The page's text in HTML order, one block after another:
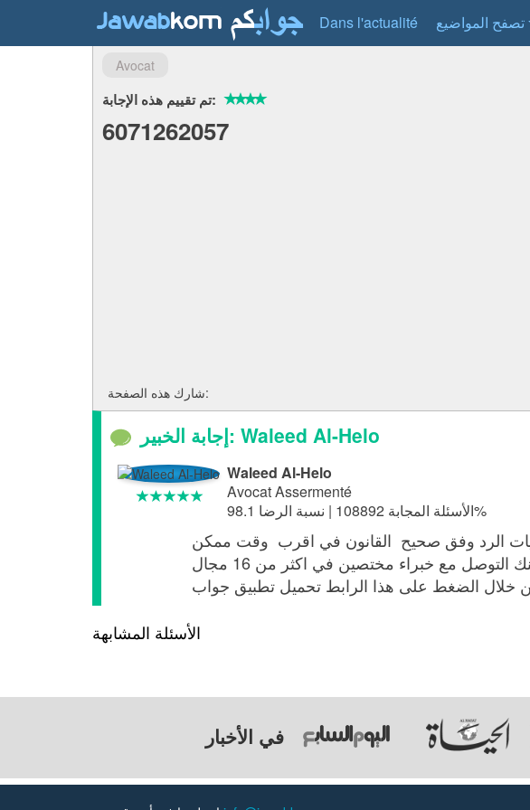
Dans l'actualité تصفح المواضيع
Avocat
تم تقييم هذه الإجابة:
6071262057
شارك هذه الصفحة:
إجابة الخبير: Waleed Al-Helo
Waleed Al-Helo
Avocat Assermenté
الأسئلة المجابة 108892 | نسبة الرضا 98.1%
يمكنك تحميل تطبيق جواب لمتابعه استفسارك مباشره مع الخبير كما يمكنك التوصل مع خبراء مختصين في اكثر من 16 مجال
الأسئلة المشابهة
في الأخبار